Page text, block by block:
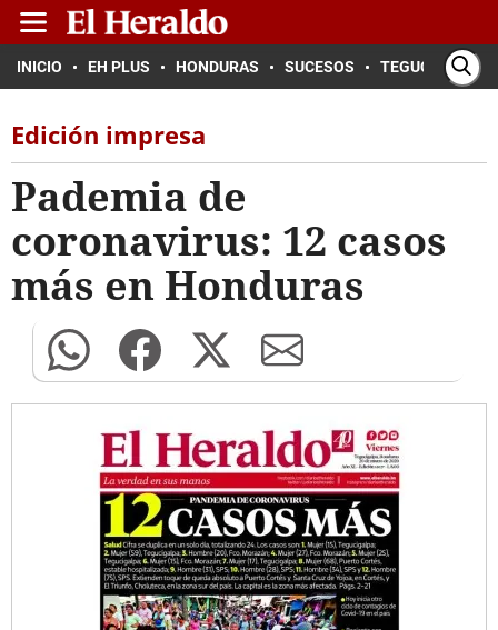
INICIO EH PLUS HONDURAS SUCESOS TEGUCIGALPA
Edición impresa
Pademia de
coronavirus: 12 casos
más en Honduras